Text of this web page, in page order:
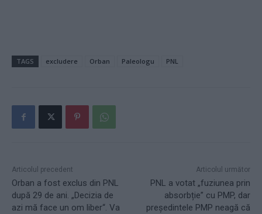
TAGS excludere Orban Paleologu PNL
Articolul precedent
Orban a fost exclus din PNL
după 29 de ani. „Decizia de
azi mă face un om liber“. Va
Articolul următor
PNL a votat „fuziunea prin
absorbție” cu PMP, dar
președintele PMP neagă că